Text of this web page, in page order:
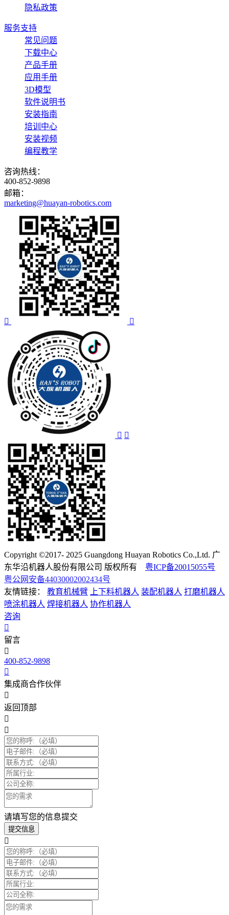
隐私政策
服务支持
常见问题
下载中心
产品手册
应用手册
3D模型
软件说明书
安装指南
培训中心
安装视频
编程教学
咨询热线：
400-852-9898
邮箱：
marketing@huayan-robotics.com
Copyright ©2017- 2025 Guangdong Huayan Robotics Co.,Ltd. 广
东华沿机器人股份有限公司 版权所有 粤ICP备20015055号
粤公网安备44030002002434号
友情链接：
教育机械臂 上下料机器人 装配机器人 打磨机器人
喷涂机器人 焊接机器人 协作机器人
咨询
留言
400-852-9898
集成商合作伙伴
返回顶部
请填写您的信息提交
提交信息